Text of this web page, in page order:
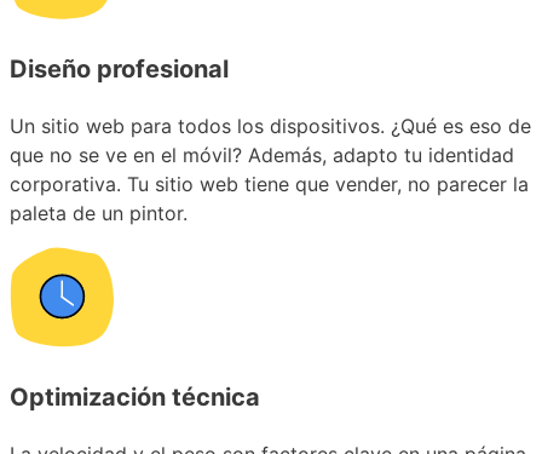
Diseño profesional
Un sitio web para todos los dispositivos. ¿Qué es eso de
que no se ve en el móvil? Además, adapto tu identidad
corporativa. Tu sitio web tiene que vender, no parecer la
paleta de un pintor.
Optimización técnica